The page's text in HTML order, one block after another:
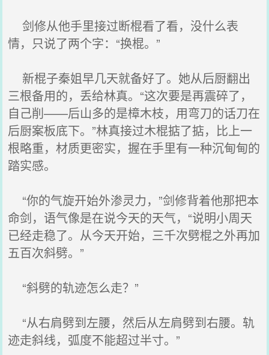
剑修从他手里接过断棍看了看，没什么表
情，只说了两个字：“换棍。”
新棍子秦姐早几天就备好了。她从后厨翻出
三根备用的，丢给林真。“这次要是再震碎了，
自己削——后山多的是樟木枝，用弯刀的话刀在
后厨案板底下。”林真接过木棍掂了掂，比上一
根略重，材质更密实，握在手里有一种沉甸甸的
踏实感。
“你的气旋开始外渗灵力，”剑修背着他那把本
命剑，语气像是在说今天的天气，“说明小周天
已经走稳了。从今天开始，三千次劈棍之外再加
五百次斜劈。”
“斜劈的轨迹怎么走？”
“从右肩劈到左腰，然后从左肩劈到右腰。轨
迹走斜线，弧度不能超过半寸。”